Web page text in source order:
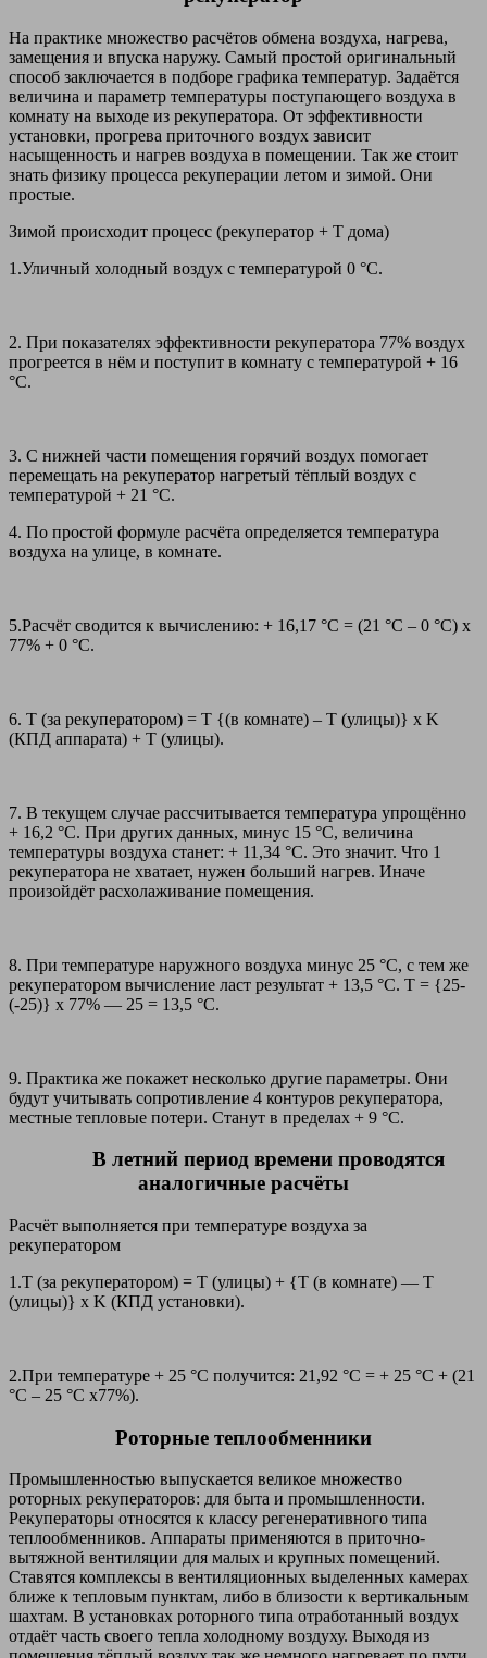
На практике множество расчётов обмена воздуха, нагрева,
замещения и впуска наружу. Самый простой оригинальный
способ заключается в подборе графика температур. Задаётся
величина и параметр температуры поступающего воздуха в
комнату на выходе из рекуператора. От эффективности
установки, прогрева приточного воздух зависит
насыщенность и нагрев воздуха в помещении. Так же стоит
знать физику процесса рекуперации летом и зимой. Они
простые.
Зимой происходит процесс (рекуператор + Т дома)
1.Уличный холодный воздух с температурой 0 °C.
2. При показателях эффективности рекуператора 77% воздух
прогреется в нём и поступит в комнату с температурой + 16
°C.
3. С нижней части помещения горячий воздух помогает
перемещать на рекуператор нагретый тёплый воздух с
температурой + 21 °C.
4. По простой формуле расчёта определяется температура
воздуха на улице, в комнате.
5.Расчёт сводится к вычислению: + 16,17 °C = (21 °C – 0 °C) х
77% + 0 °C.
6. Т (за рекуператором) = Т {(в комнате) – Т (улицы)} x K
(КПД аппарата) + Т (улицы).
7. В текущем случае рассчитывается температура упрощённо
+ 16,2 °C. При других данных, минус 15 °C, величина
температуры воздуха станет: + 11,34 °C. Это значит. Что 1
рекуператора не хватает, нужен больший нагрев. Иначе
произойдёт расхолаживание помещения.
8. При температуре наружного воздуха минус 25 °C, с тем же
рекуператором вычисление ласт результат + 13,5 °C. T = {25-
(-25)} х 77% — 25 = 13,5 °C.
9. Практика же покажет несколько другие параметры. Они
будут учитывать сопротивление 4 контуров рекуператора,
местные тепловые потери. Станут в пределах + 9 °C.
В летний период времени проводятся
аналогичные расчёты
Расчёт выполняется при температуре воздуха за
рекуператором
1.T (за рекуператором) = T (улицы) + {T (в комнате) — T
(улицы)} x K (КПД установки).
2.При температуре + 25 °C получится: 21,92 °C = + 25 °C + (21
°C – 25 °C х77%).
Роторные теплообменники
Промышленностью выпускается великое множество
роторных рекуператоров: для быта и промышленности.
Рекуператоры относятся к классу регенеративного типа
теплообменников. Аппараты применяются в приточно-
вытяжной вентиляции для малых и крупных помещений.
Ставятся комплексы в вентиляционных выделенных камерах
ближе к тепловым пунктам, либо в близости к вертикальным
шахтам. В установках роторного типа отработанный воздух
отдаёт часть своего тепла холодному воздуху. Выходя из